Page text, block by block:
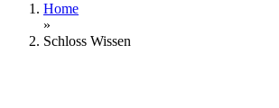
Home
»
Schloss Wissen